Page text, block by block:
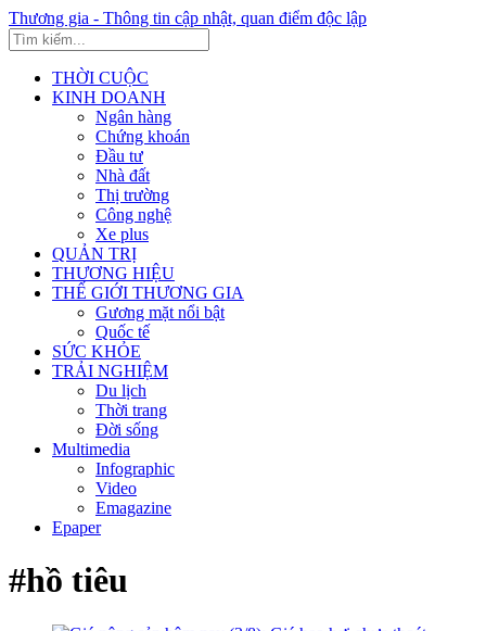
Thương gia - Thông tin cập nhật, quan điểm độc lập
THỜI CUỘC
KINH DOANH
Ngân hàng
Chứng khoán
Đầu tư
Nhà đất
Thị trường
Công nghệ
Xe plus
QUẢN TRỊ
THƯƠNG HIỆU
THẾ GIỚI THƯƠNG GIA
Gương mặt nổi bật
Quốc tế
SỨC KHỎE
TRẢI NGHIỆM
Du lịch
Thời trang
Đời sống
Multimedia
Infographic
Video
Emagazine
Epaper
#hồ tiêu